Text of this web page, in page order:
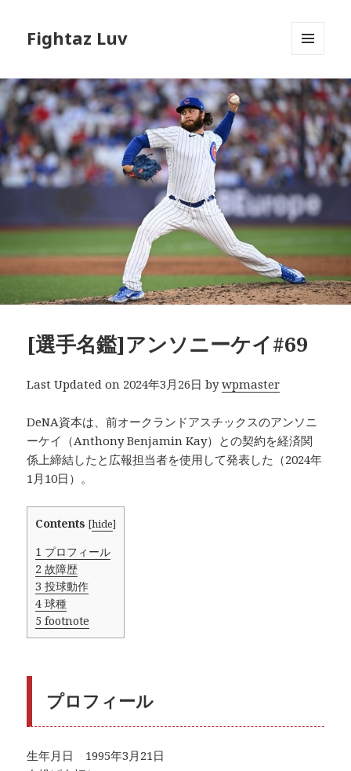
Fightaz Luv
ーとウ
ィジェ
ット
[選手名鑑]アンソニーケイ#69
Last Updated on 2024年3月26日 bywpmaster
DeNA資本は、前オークランドアスチックスのアンソニ
ーケイ（Anthony Benjamin Kay）との契約を経済関
係上締結したと広報担当者を使用して発表した（2024年
1月10日）。
Contents [hide]
1 プロフィール
2 故障歴
3 投球動作
4 球種
5 footnote
プロフィール
生年月日 1995年3月21日